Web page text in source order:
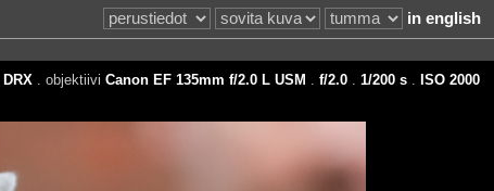
in english
DRX . objektiivi Canon EF 135mm f/2.0 L USM f/2.0. 1/200 s.
ISO 2000